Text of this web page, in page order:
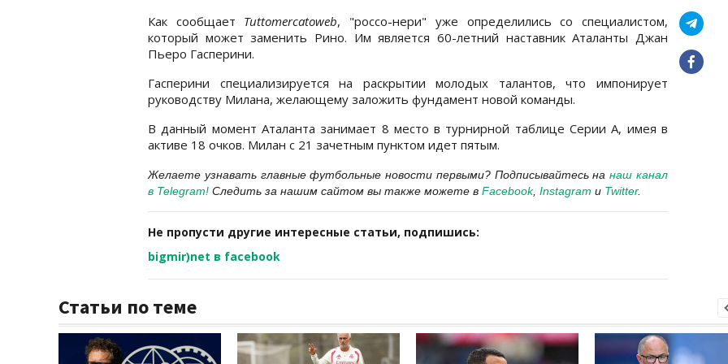
Как сообщает Tuttomercatoweb, "россо-нери" уже определились со специалистом,
который может заменить Рино. Им является 60-летний наставник Аталанты Джан
Пьеро Гасперини.
Гасперини специализируется на раскрытии молодых талантов, что импонирует
руководству Милана, желающему заложить фундамент новой команды.
В данный момент Аталанта занимает 8 место в турнирной таблице Серии А, имея в
активе 18 очков. Милан с 21 зачетным пунктом идет пятым.
Желаете узнавать главные футбольные новости первыми? Подписывайтесь нанаш канал
в Telegram! Следить за нашим сайтом вы также можете в Facebook, Instagram и Twitter.
Не пропусти другие интересные статьи, подпишись:
bigmir)net в facebook
Статьи по теме